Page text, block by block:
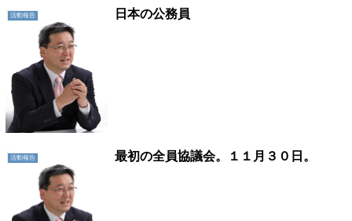
活動報告 日本の公務員
活動報告 最初の全員協議会。１１月３０日。